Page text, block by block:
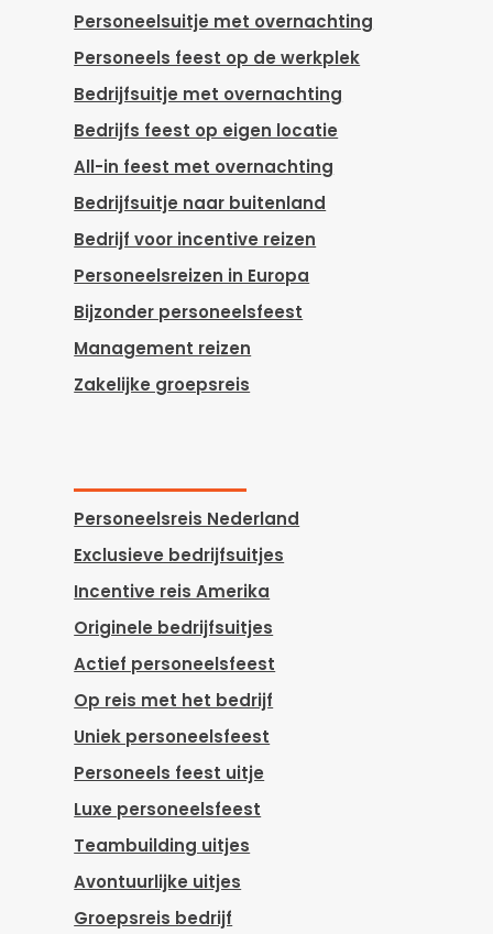
Personeelsuitje met overnachting
Personeels feest op de werkplek
Bedrijfsuitje met overnachting
Bedrijfs feest op eigen locatie
All-in feest met overnachting
Bedrijfsuitje naar buitenland
Bedrijf voor incentive reizen
Personeelsreizen in Europa
Bijzonder personeelsfeest
Management reizen
Zakelijke groepsreis
Personeelsreis Nederland
Exclusieve bedrijfsuitjes
Incentive reis Amerika
Originele bedrijfsuitjes
Actief personeelsfeest
Op reis met het bedrijf
Uniek personeelsfeest
Personeels feest uitje
Luxe personeelsfeest
Teambuilding uitjes
Avontuurlijke uitjes
Groepsreis bedrijf